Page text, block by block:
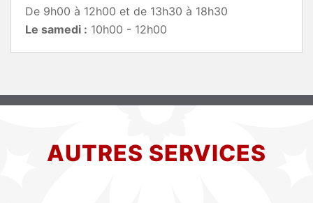
De 9h00 à 12h00 et de 13h30 à 18h30
Le samedi : 10h00 - 12h00
AUTRES SERVICES